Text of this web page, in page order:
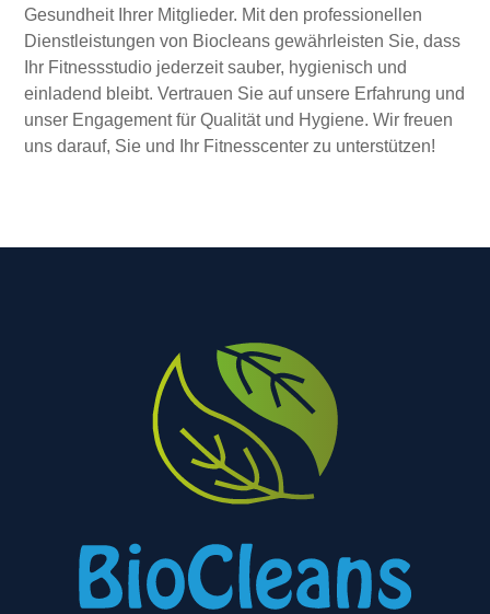
Gesundheit Ihrer Mitglieder. Mit den professionellen
Dienstleistungen von Biocleans gewährleisten Sie, dass
Ihr Fitnessstudio jederzeit sauber, hygienisch und
einladend bleibt. Vertrauen Sie auf unsere Erfahrung und
unser Engagement für Qualität und Hygiene. Wir freuen
uns darauf, Sie und Ihr Fitnesscenter zu unterstützen!